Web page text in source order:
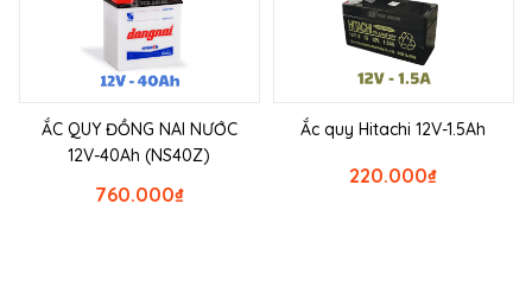
ẮC QUY ĐỒNG NAI NƯỚC
12V-40Ah (NS40Z)
₫
760.000
Ắc quy Hitachi 12V-1.5Ah
₫
220.000